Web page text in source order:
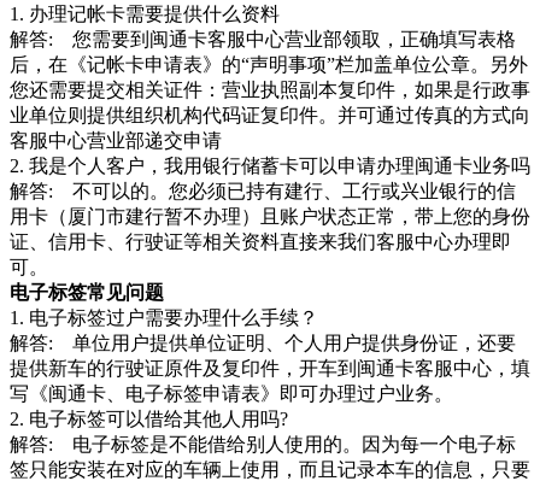
1. 办理记帐卡需要提供什么资料
解答: 您需要到闽通卡客服中心营业部领取，正确填写表格
后，在《记帐卡申请表》的“声明事项”栏加盖单位公章。另外
您还需要提交相关证件：营业执照副本复印件，如果是行政事
业单位则提供组织机构代码证复印件。并可通过传真的方式向
客服中心营业部递交申请
2. 我是个人客户，我用银行储蓄卡可以申请办理闽通卡业务吗
解答: 不可以的。您必须已持有建行、工行或兴业银行的信
用卡（厦门市建行暂不办理）且账户状态正常，带上您的身份
证、信用卡、行驶证等相关资料直接来我们客服中心办理即
可。
电子标签常见问题
1. 电子标签过户需要办理什么手续？
解答: 单位用户提供单位证明、个人用户提供身份证，还要
提供新车的行驶证原件及复印件，开车到闽通卡客服中心，填
写《闽通卡、电子标签申请表》即可办理过户业务。
2. 电子标签可以借给其他人用吗?
解答: 电子标签是不能借给别人使用的。因为每一个电子标
签只能安装在对应的车辆上使用，而且记录本车的信息，只要